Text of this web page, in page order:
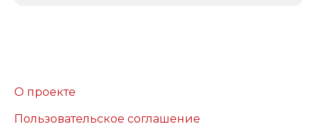
О проекте
Пользовательское соглашение